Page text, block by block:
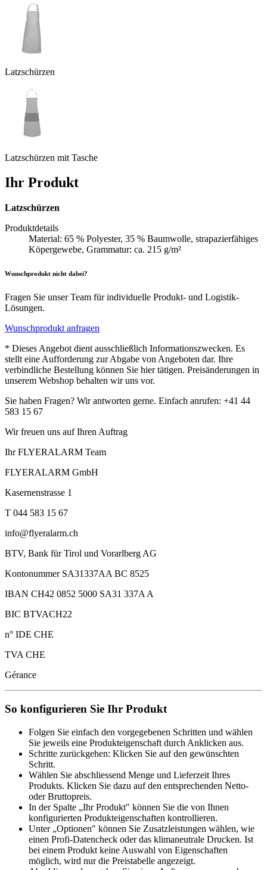
Latzschürzen
Latzschürzen mit Tasche
Ihr Produkt
Latzschürzen
Produktdetails
Material: 65 % Polyester, 35 % Baumwolle, strapazierfähiges
Köpergewebe, Grammatur: ca. 215 g/m²
Wunschprodukt nicht dabei?
Fragen Sie unser Team für individuelle Produkt- und Logistik-
Lösungen.
Wunschprodukt anfragen
* Dieses Angebot dient ausschließlich Informationszwecken. Es
stellt eine Aufforderung zur Abgabe von Angeboten dar. Ihre
verbindliche Bestellung können Sie hier tätigen. Preisänderungen in
unserem Webshop behalten wir uns vor.
Sie haben Fragen? Wir antworten gerne. Einfach anrufen: +41 44
583 15 67
Wir freuen uns auf Ihren Auftrag
Ihr FLYERALARM Team
FLYERALARM GmbH
Kasernenstrasse 1
T 044 583 15 67
info@flyeralarm.ch
BTV, Bank für Tirol und Vorarlberg AG
Kontonummer SA31337AA BC 8525
IBAN CH42 0852 5000 SA31 337A A
BIC BTVACH22
n° IDE CHE
TVA CHE
Gérance
So konfigurieren Sie Ihr Produkt
Folgen Sie einfach den vorgegebenen Schritten und wählen
Sie jeweils eine Produkteigenschaft durch Anklicken aus.
Schritte zurückgehen: Klicken Sie auf den gewünschten
Schritt.
Wählen Sie abschliessend Menge und Lieferzeit Ihres
Produkts. Klicken Sie dazu auf den entsprechenden Netto-
oder Bruttopreis.
In der Spalte „Ihr Produkt" können Sie die von Ihnen
konfigurierten Produkteigenschaften kontrollieren.
Unter „Optionen" können Sie Zusatzleistungen wählen, wie
einen Profi-Datencheck oder das klimaneutrale Drucken. Ist
bei einem Produkt keine Auswahl von Eigenschaften
möglich, wird nur die Preistabelle angezeigt.